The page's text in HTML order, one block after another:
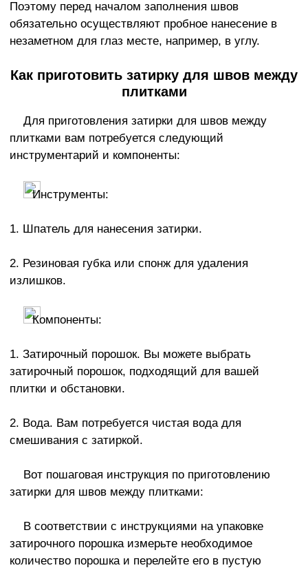
Поэтому перед началом заполнения швов
обязательно осуществляют пробное нанесение в
незаметном для глаз месте, например, в углу.
Как приготовить затирку для швов между
плитками
Для приготовления затирки для швов между
плитками вам потребуется следующий
инструментарий и компоненты:
Инструменты:
1. Шпатель для нанесения затирки.
2. Резиновая губка или спонж для удаления
излишков.
Компоненты:
1. Затирочный порошок. Вы можете выбрать
затирочный порошок, подходящий для вашей
плитки и обстановки.
2. Вода. Вам потребуется чистая вода для
смешивания с затиркой.
Вот пошаговая инструкция по приготовлению
затирки для швов между плитками:
В соответствии с инструкциями на упаковке
затирочного порошка измерьте необходимое
количество порошка и перелейте его в пустую